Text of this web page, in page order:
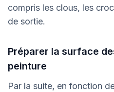
compris les clous, les
de sortie.
Préparer la surface
peinture
Par la suite, en fonction